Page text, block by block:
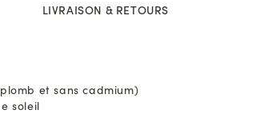
LIVRAISON & RETOURS
et sans cadmium)
soleil